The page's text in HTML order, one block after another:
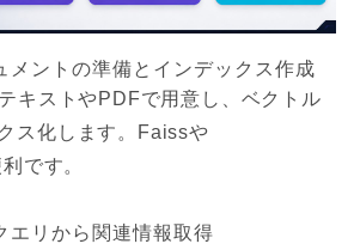
メントの準備とインデックス作成
キストやPDFで用意し、ベクトル
ス化します。Faissや
です。
エリから関連情報取得